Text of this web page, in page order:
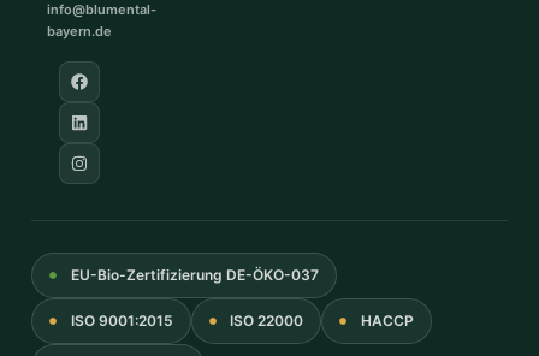
info@blumental-
bayern.de
EU-Bio-Zertifizierung DE-ÖKO-037
ISO 9001:2015 ISO 22000 HACCP